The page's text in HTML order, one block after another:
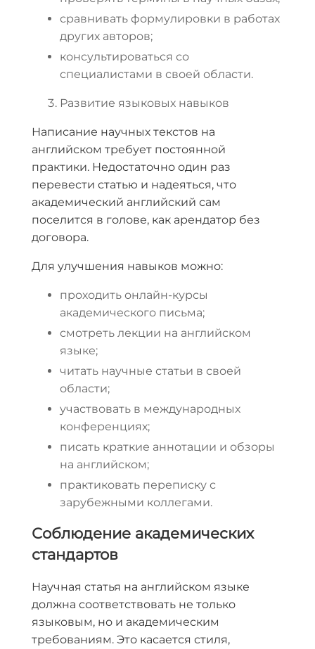
сравнивать формулировки в работах
других авторов;
консультироваться со
специалистами в своей области.
Развитие языковых навыков
Написание научных текстов на
английском требует постоянной
практики. Недостаточно один раз
перевести статью и надеяться, что
академический английский сам
поселится в голове, как арендатор без
договора.
Для улучшения навыков можно:
проходить онлайн-курсы
академического письма;
смотреть лекции на английском
языке;
читать научные статьи в своей
области;
участвовать в международных
конференциях;
писать краткие аннотации и обзоры
на английском;
практиковать переписку с
зарубежными коллегами.
Соблюдение академических
стандартов
Научная статья на английском языке
должна соответствовать не только
языковым, но и академическим
требованиям. Это касается стиля,